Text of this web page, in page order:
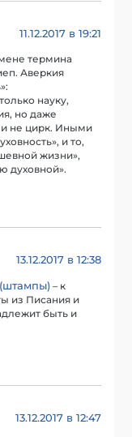
11.12.2017 в 19:21
термина
Аверкия
науку,
но даже
не цирк. Иными
и то,
жизни»,
духовной».
13.12.2017 в 12:38
– к
из Писания и
быть и
13.12.2017 в 12:47